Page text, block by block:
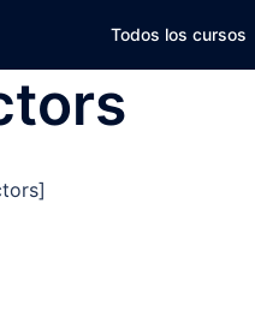
Todos los cursos